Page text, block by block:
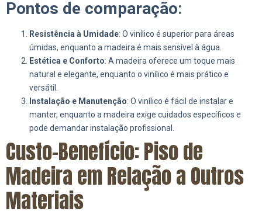
Pontos de comparação:
Resistência à Umidade: O vinílico é superior para áreas
úmidas, enquanto a madeira é mais sensível à água.
Estética e Conforto: A madeira oferece um toque mais
natural e elegante, enquanto o vinílico é mais prático e
versátil.
Instalação e Manutenção: O vinílico é fácil de instalar e
manter, enquanto a madeira exige cuidados específicos e
pode demandar instalação profissional.
Custo-Benefício: Piso de
Madeira em Relação a Outros
Materiais